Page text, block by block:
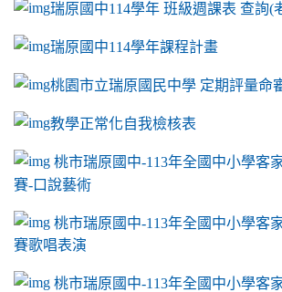
瑞原國中114學年 班級週課表 查詢(
瑞原國中114學年課程計畫
link to https://sites.google.com/a/
桃園市立瑞原國民中學 定期評量命
link to https://sites.google.com/a/
教學正常化自我檢核表
link to mailto:ryjh520@m2.ryjh.tyc.edu.tw
link to mailto:ryjh520@m2.ryjh.tyc.edu.tw
ink to mailto:ryjh520@m2.ryjh.tyc.edu.tw
link to mailto:ryjh520@m2.ryjh.tyc.edu.tw
link to mailto:ryjh520@m2.ryjh.tyc.edu.tw
ink to mailto:ryjh520@m2.ryjh.tyc.edu.tw
ink to mailto:ryjh520@m2.ryjh.tyc.edu.tw
link to https://sites.google.com/a/
ink to mailto:ryjh520@m2.ryjh.tyc.edu.tw
link to https://tyc.entry.edu.tw/
桃市瑞原國中-113年全國中小學客
賽-口說藝術
link to https://tyc.entry.edu.tw/
桃市瑞原國中-113年全國中小學客
賽歌唱表演
link to https://tyc.entry.edu.tw/
桃市瑞原國中-113年全國中小學客